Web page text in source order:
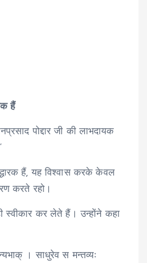
हैं
पोद्दार जी की लाभदायक
हैं, यह विश्वास करके केवल
करते रहो।
स्वीकार कर लेते हैं। उन्होंने कहा
। साधुरेव स मन्तव्यः